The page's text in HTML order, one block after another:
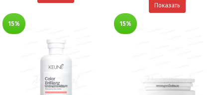
Показать
15% 15%